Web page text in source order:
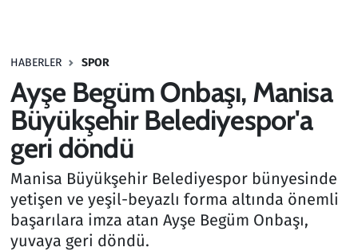
HABERLER SPOR
Ayşe Begüm Onbaşı, Manisa
Büyükşehir Belediyespor'a
geri döndü
Manisa Büyükşehir Belediyespor bünyesinde
yetişen ve yeşil-beyazlı forma altında önemli
başarılara imza atan Ayşe Begüm Onbaşı,
yuvaya geri döndü.
Haber
Kültür Sanat
Kurumsal Haberler
Lezzet Durağı
Memur ve Kamu